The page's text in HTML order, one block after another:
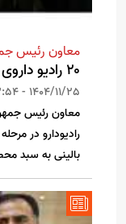
معاون رئیس
۲۰ رادیو داروی جدید در مرحله توسعه است
1404/11/25 - 13:54
رادیودارو در
بالینی به سبد